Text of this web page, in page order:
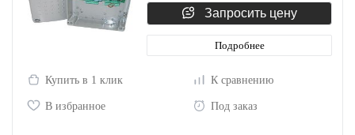
Запросить цену
Подробнее
Купить в 1 клик К сравнению
В избранное Под заказ